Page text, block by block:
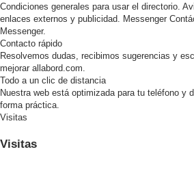
Condiciones generales para usar el directorio.
enlaces externos y publicidad. Messenger
Messenger.
Contacto rápido
Resolvemos dudas, recibimos sugerencias y
mejorar allabord.com.
Todo a un clic de distancia
Nuestra web está optimizada para tu teléfono y
forma práctica.
Visitas
Visitas